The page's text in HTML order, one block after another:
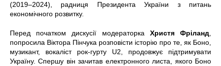
(2019–2024), радниця Президента України з питань
економічного розвитку.
Перед початком дискусії модераторка Христя Фріланд
попросила Віктора Пінчука розповісти історію про те, як Боно,
музикант, вокаліст рок-гурту U2, продовжує підтримувати
Україну. Спершу він зачитав електронного листа, якого Боно